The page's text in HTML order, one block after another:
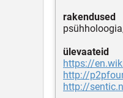
rakendused
ülevaateid
https://
http://
http://